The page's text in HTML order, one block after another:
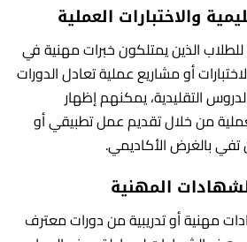
والاختبارات العملية
الذين يمتلكون خبرات مهنية في
أو مشاريع عملية تعادل الدورات
التقليدية، يمكنهم إظهار
من خلال تقديم عمل تطبيقي أو
تفي بالغرض الأكاديمي.
المهنية
مهنية أو تدريبية من دورات معترف